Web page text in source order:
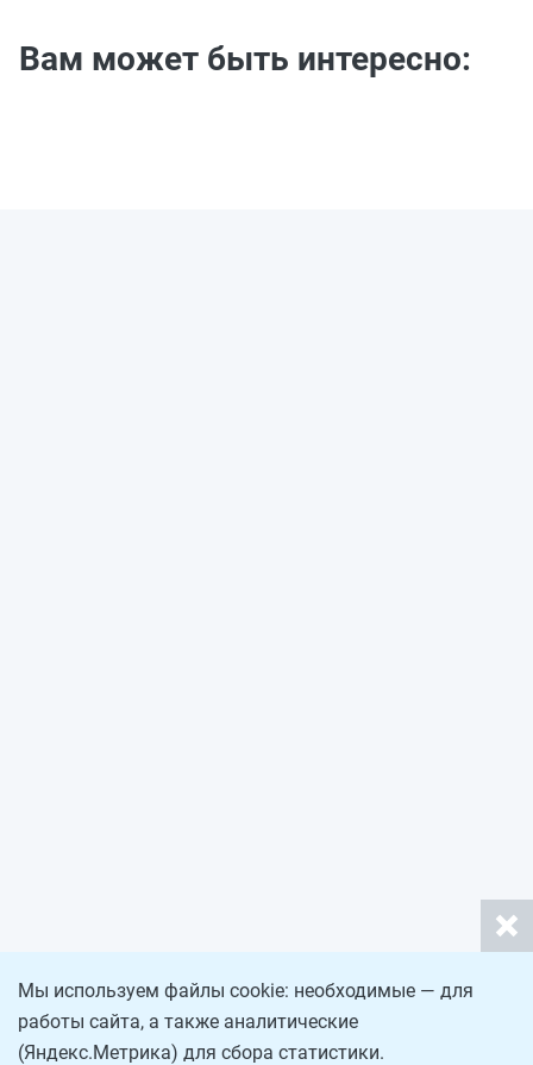
Вам может быть интересно:
Мы используем файлы cookie: необходимые — для
работы сайта, а также аналитические
(Яндекс.Метрика) для сбора статистики.